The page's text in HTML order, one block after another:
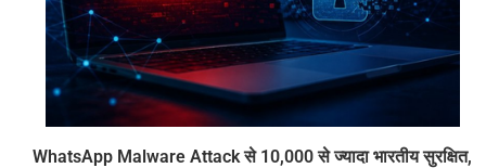
WhatsApp Malware Attack से 10,000 से ज्यादा भारतीय सुरक्षित,